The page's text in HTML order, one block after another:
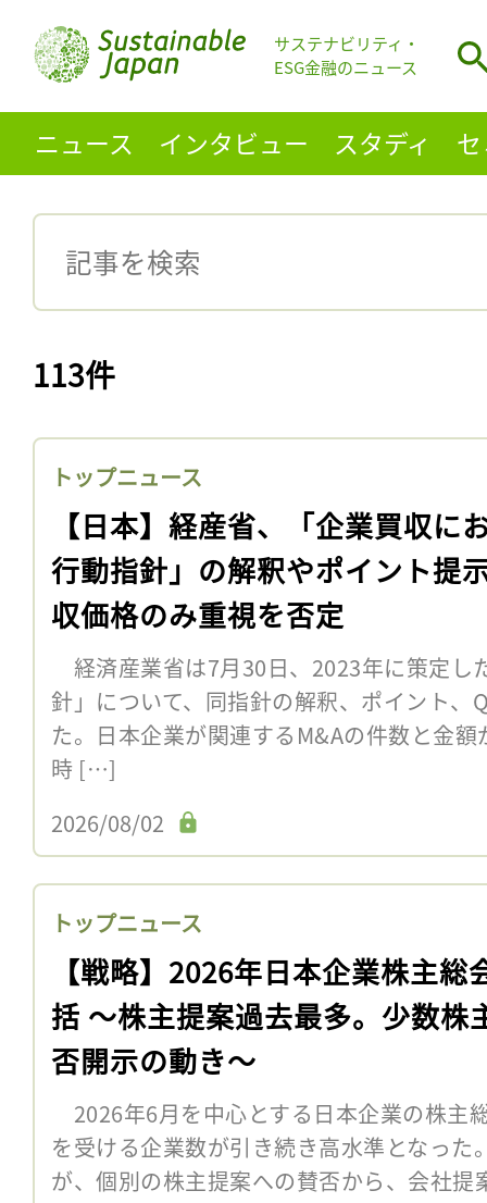
サステナビリティ・
ESG金融のニュース
ニュース インタビュー スタディ
113件
トップニュース
【日本】経産省、「企業買収に
行動指針」の解釈やポイント提
収価格のみ重視を否定
経済産業省は7月30日、2023年に策定し
針」について、同指針の解釈、ポイント、
た。日本企業が関連するM&Aの件数と金
時 […]
2026/08/02
トップニュース
【戦略】2026年日本企業株主総
括 〜株主提案過去最多。少数株
否開示の動き〜
2026年6月を中心とする日本企業の株主
を受ける企業数が引き続き高水準となった
が、個別の株主提案への賛否から、会社提